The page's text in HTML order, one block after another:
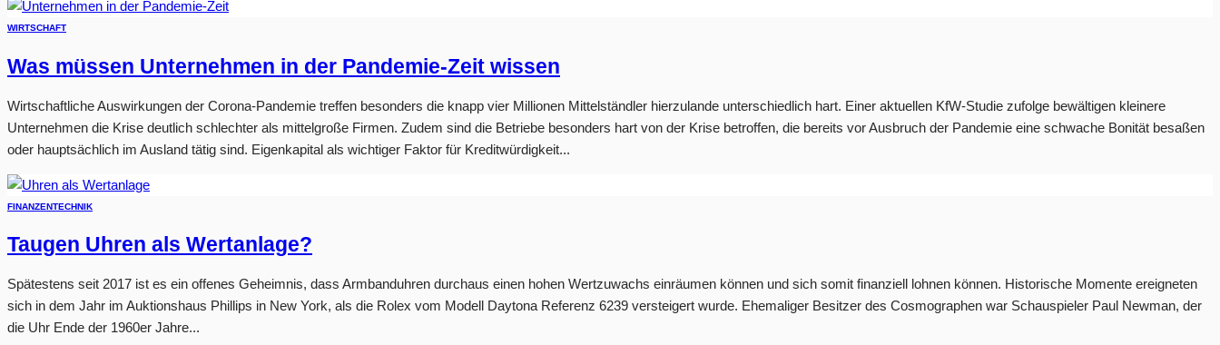
WIRTSCHAFT
Was müssen Unternehmen in der Pandemie-Zeit wissen
Wirtschaftliche Auswirkungen der Corona-Pandemie treffen besonders die knapp vier Millionen Mittelständler hierzulande unterschiedlich hart. Einer aktuellen KfW-Studie zufolge bewältigen kleinere
Unternehmen die Krise deutlich schlechter als mittelgroße Firmen. Zudem sind die Betriebe besonders hart von der Krise betroffen, die bereits vor Ausbruch der Pandemie eine schwache Bonität besaßen
oder hauptsächlich im Ausland tätig sind. Eigenkapital als wichtiger Faktor für Kreditwürdigkeit...
FINANZENTECHNIK
Taugen Uhren als Wertanlage?
Spätestens seit 2017 ist es ein offenes Geheimnis, dass Armbanduhren durchaus einen hohen Wertzuwachs einräumen können und sich somit finanziell lohnen können. Historische Momente ereigneten
sich in dem Jahr im Auktionshaus Phillips in New York, als die Rolex vom Modell Daytona Referenz 6239 versteigert wurde. Ehemaliger Besitzer des Cosmographen war Schauspieler Paul Newman, der
die Uhr Ende der 1960er Jahre...